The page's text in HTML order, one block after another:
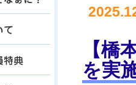
【橋
を実